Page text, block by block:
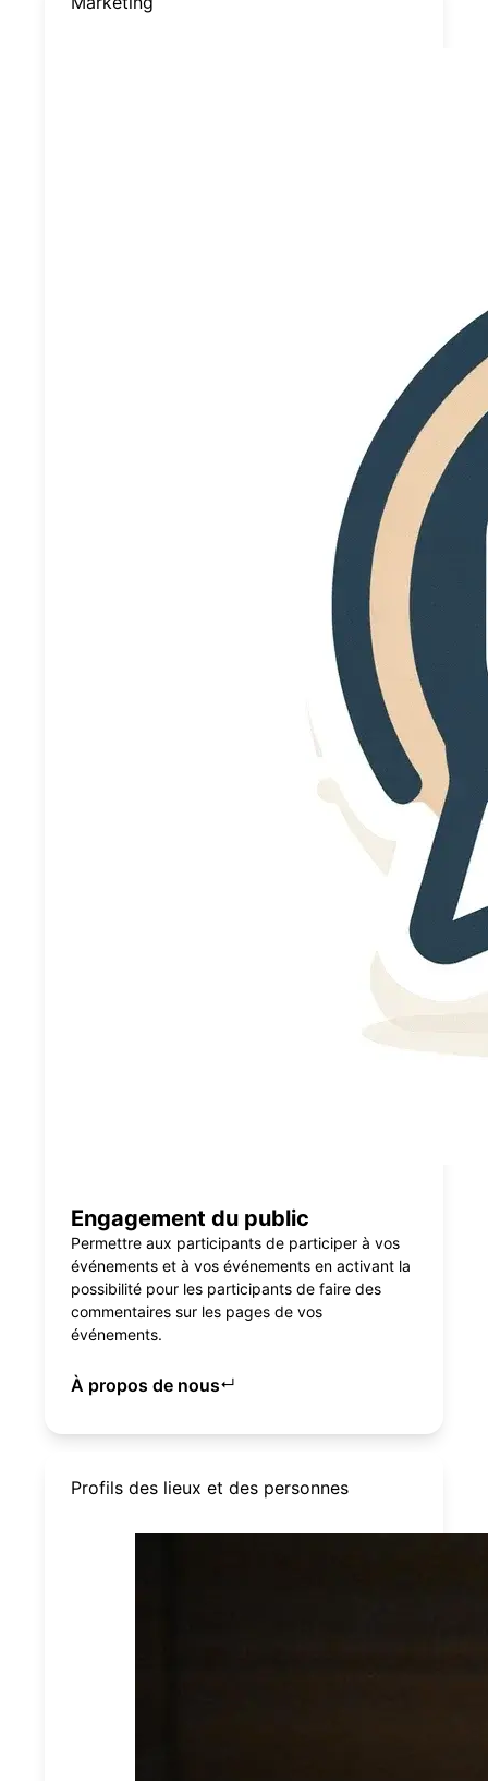
Engagement du public
Permettre aux participants de participer à vos
événements et à vos événements en activant la
possibilité pour les participants de faire des
commentaires sur les pages de vos
événements.
À propos de nous↵
Profils des lieux et des personnes